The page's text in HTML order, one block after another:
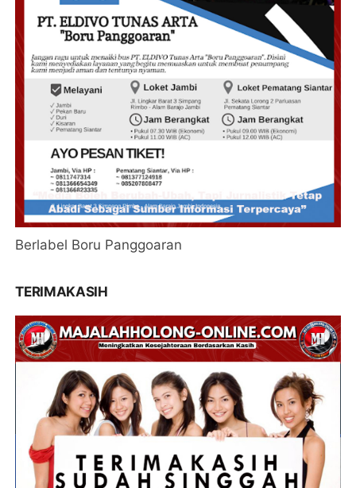
Berlabel Boru Panggoaran
TERIMAKASIH